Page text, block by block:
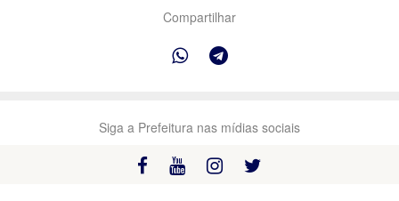
Compartilhar
Siga a Prefeitura nas mídias sociais